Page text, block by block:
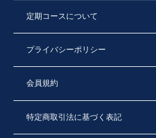
定期コースについて
プライバシーポリシー
会員規約
特定商取引法に基づく表記